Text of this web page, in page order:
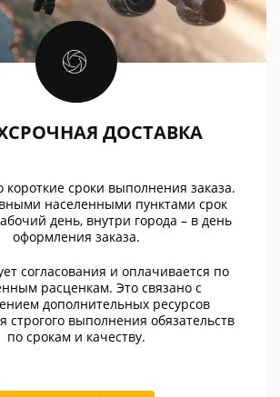
ДОСТАВКА
сроки выполнения заказа.
населенными пунктами срок
день, внутри города – в день
оформления заказа.
согласования и оплачивается по
расценкам. Это связано с
дополнительных ресурсов
строгого выполнения обязательств
по срокам и качеству.